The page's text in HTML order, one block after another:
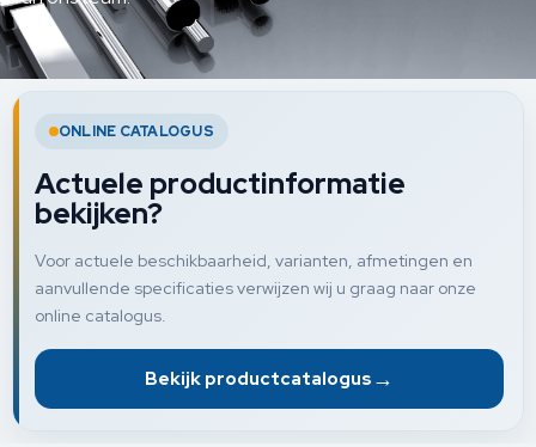
ONLINE CATALOGUS
Actuele productinformatie
bekijken?
Voor actuele beschikbaarheid, varianten, afmetingen en
aanvullende specificaties verwijzen wij u graag naar onze
online catalogus.
Bekijk productcatalogus →